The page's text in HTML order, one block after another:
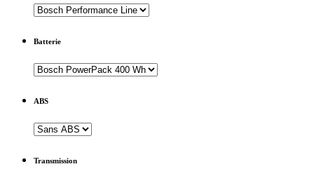
TERN Quick Haul P5i - 400 Wh